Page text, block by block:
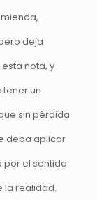
deja
nota, y
un
sin pérdida
deba aplicar
por el sentido
la realidad.